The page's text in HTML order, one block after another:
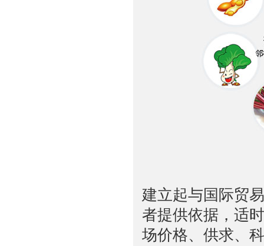
建立起与国际贸
者提供依据，适
场价格、供求、